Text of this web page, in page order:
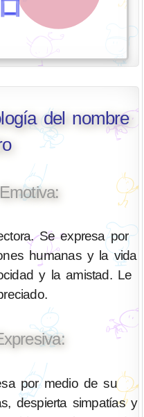
del nombre
Se expresa por
humanas y la vida
y la amistad. Le
por medio de su
despierta simpatías y